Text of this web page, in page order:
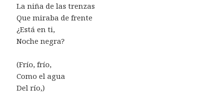
La niña de las trenzas
Que miraba de frente
¿Está en ti,
Noche negra?
(Frío, frío,
Como el agua
Del río,)